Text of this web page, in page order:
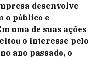
desenvolve
o público e
uma de suas ações
o interesse pelo
ano passado, o